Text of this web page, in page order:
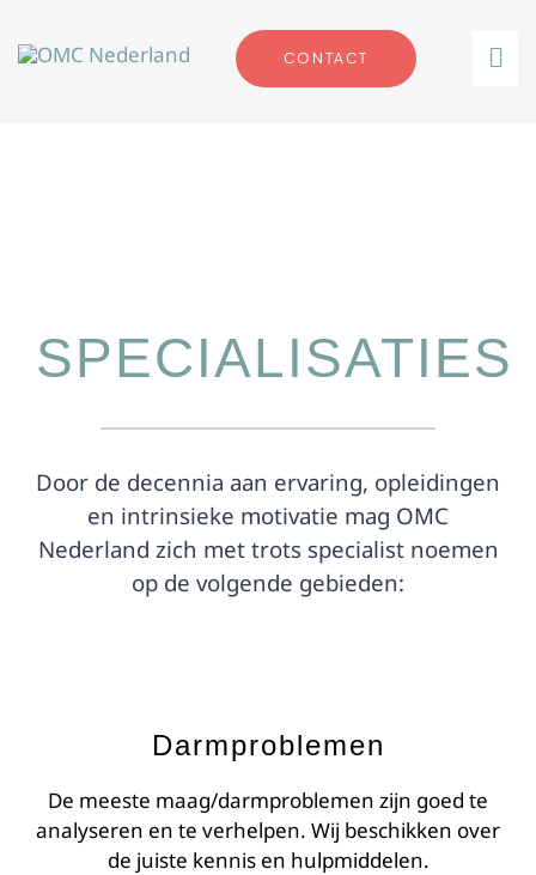
naar
CONTACT
SPECIALISATIES
Door de decennia aan ervaring, opleidingen
en intrinsieke motivatie mag OMC
Nederland zich met trots specialist noemen
op de volgende gebieden:
Darmproblemen
De meeste maag/darmproblemen zijn goed te
analyseren en te verhelpen. Wij beschikken over
de juiste kennis en hulpmiddelen.